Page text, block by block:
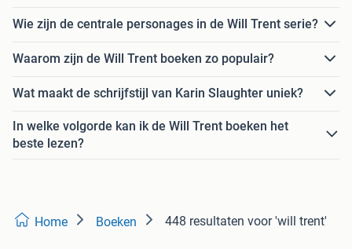
Wie zijn de centrale personages in de Will Trent serie?
Waarom zijn de Will Trent boeken zo populair?
Wat maakt de schrijfstijl van Karin Slaughter uniek?
In welke volgorde kan ik de Will Trent boeken het
beste lezen?
Home Boeken 448 resultaten voor 'will trent'